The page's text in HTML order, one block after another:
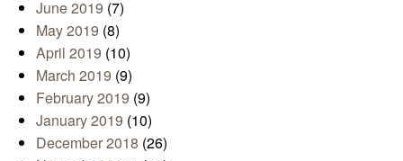
June 2019 (7)
May 2019 (8)
April 2019 (10)
March 2019 (9)
February 2019 (9)
January 2019 (10)
December 2018 (26)